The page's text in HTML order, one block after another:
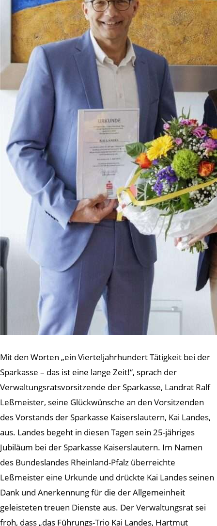
Mit den Worten „ein Vierteljahrhundert Tätigkeit bei der
Sparkasse – das ist eine lange Zeit!“, sprach der
Verwaltungsratsvorsitzende der Sparkasse, Landrat Ralf
Leßmeister, seine Glückwünsche an den Vorsitzenden
des Vorstands der Sparkasse Kaiserslautern, Kai Landes,
aus. Landes begeht in diesen Tagen sein 25-jähriges
Jubiläum bei der Sparkasse Kaiserslautern. Im Namen
des Bundeslandes Rheinland-Pfalz überreichte
Leßmeister eine Urkunde und drückte Kai Landes seinen
Dank und Anerkennung für die der Allgemeinheit
geleisteten treuen Dienste aus. Der Verwaltungsrat sei
froh, dass „das Führungs-Trio Kai Landes, Hartmut